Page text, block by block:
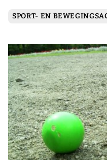
SPORT- EN